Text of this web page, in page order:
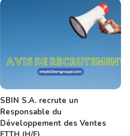
SBIN S.A. recrute un
Responsable du
Développement des Ventes